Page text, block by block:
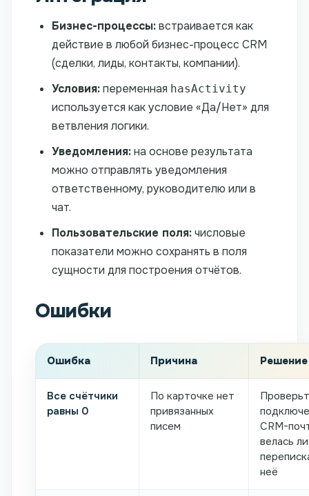
Бизнес-процессы:встраивается как
действие в любой бизнес-процесс CRM
(сделки, лиды, контакты, компании).
Условия:переменная hasActivity
используется как условие «Да/Нет» для
ветвления логики.
Уведомления:на основе результата
можно отправлять уведомления
ответственному, руководителю или в
чат.
Пользовательские поля:числовые
показатели можно сохранять в поля
сущности для построения отчётов.
Ошибки
Ошибка Причина Решение
Все счётчики
равны 0
По карточке нет
привязанных
писем
CRM-
велась ли
неё